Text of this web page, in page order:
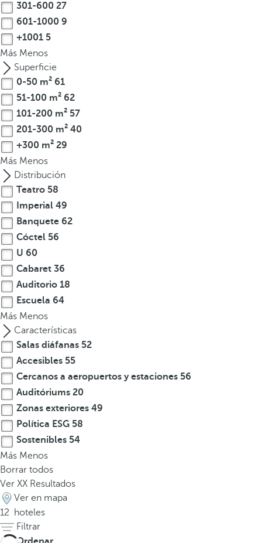
r
o
u
c
i
r
t
r
e
s
o
m
á
s
a
r
a
c
t
e
r
e
s
p
u
e
d
e
s
s
a
r
301-600 27
601-1000 9
+1001 5
Más Menos
Superficie
0-50 m² 61
51-100 m² 62
101-200 m² 57
201-300 m² 40
+300 m² 29
Más Menos
Distribución
Teatro 58
Imperial 49
Banquete 62
Cóctel 56
U 60
Cabaret 36
Auditorio 18
Escuela 64
Más Menos
Características
Salas diáfanas 52
Accesibles 55
Cercanos a aeropuertos y estaciones 56
Auditóriums 20
Zonas exteriores 49
Política ESG 58
Sostenibles 54
Más Menos
Borrar todos
Ver XX Resultados
Ver en mapa
12
hoteles
Filtrar